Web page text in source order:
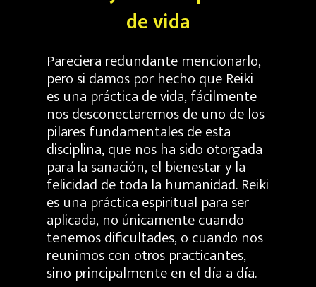
de vida
Pareciera redundante mencionarlo,
pero si damos por hecho que Reiki
es una práctica de vida, fácilmente
nos desconectaremos de uno de los
pilares fundamentales de esta
disciplina, que nos ha sido otorgada
para la sanación, el bienestar y la
felicidad de toda la humanidad. Reiki
es una práctica espiritual para ser
aplicada, no únicamente cuando
tenemos dificultades, o cuando nos
reunimos con otros practicantes,
sino principalmente en el día a día.